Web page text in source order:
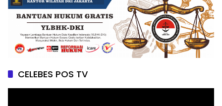
CELEBES POS TV